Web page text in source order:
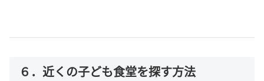
６．近くの子ども食堂を探す方法